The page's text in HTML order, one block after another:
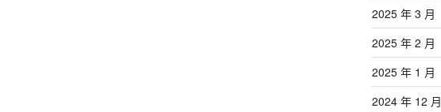
2025 年 3 月
2025 年 2 月
2025 年 1 月
2024 年 12 月